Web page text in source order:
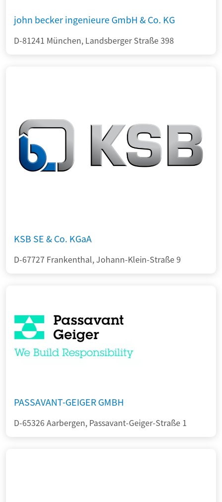
john becker ingenieure GmbH & Co. KG
D-81241 München, Landsberger Straße 398
KSB SE & Co. KGaA
D-67727 Frankenthal, Johann-Klein-Straße 9
PASSAVANT-GEIGER GMBH
D-65326 Aarbergen, Passavant-Geiger-Straße 1